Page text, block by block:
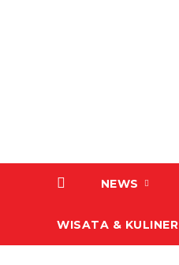
NEWS
WISATA & KULINER